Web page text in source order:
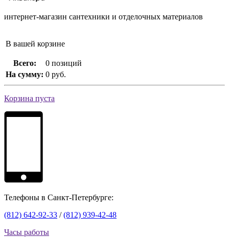
интернет-магазин сантехники и отделочных материалов
В вашей корзине
Всего:
0 позиций
На сумму: 0 руб.
Корзина пуста
Телефоны в Санкт-Петербурге:
(812) 642-92-33 /(812) 939-42-48
Часы работы